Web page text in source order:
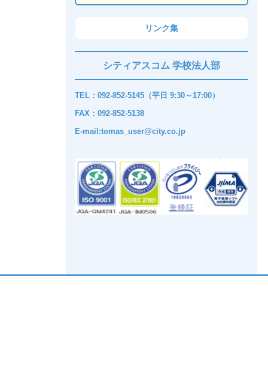
リンク集
シティアスコム 学校法人部
TEL：092-852-5145（平日 9:30～17:00）
FAX：092-852-5138
E-mail:tomas_user@city.co.jp